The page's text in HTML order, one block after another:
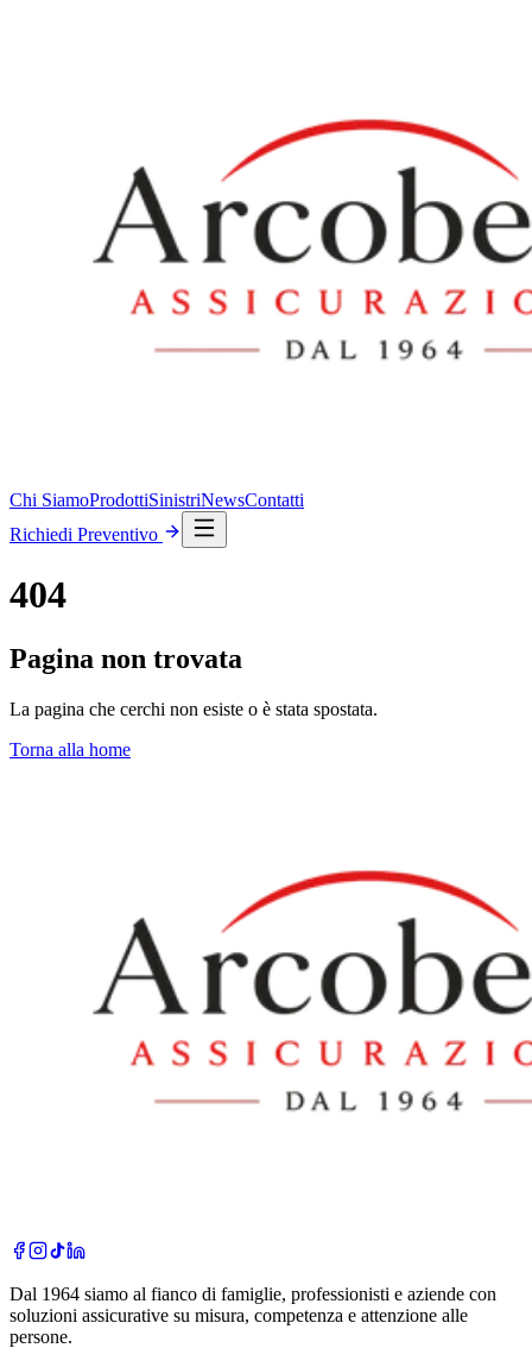
Chi SiamoProdottiSinistriNewsContatti
Richiedi Preventivo
404
Pagina non trovata
La pagina che cerchi non esiste o è stata spostata.
Torna alla home
Dal 1964 siamo al fianco di famiglie, professionisti e aziende con
soluzioni assicurative su misura, competenza e attenzione alle
persone.